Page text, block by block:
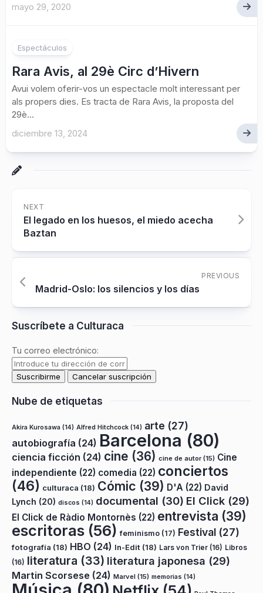
mayo 29, 2020
Espectáculos
Rara Avis, al 29è Circ d’Hivern
Avui volem oferir-vos un espectacle molt interessant per
als propers dies. Es tracta de Rara Avis, la proposta del
29è...
diciembre 13, 2024
NEXT
El legado en los huesos, el miedo acecha
Baztan
PREVIOUS
Madrid-Oslo: los silencios y los días
Suscríbete a Culturaca
Tu correo electrónico:
Nube de etiquetas
Akira Kurosawa (14) Alfred Hitchcock (14) arte (27)
autobiografía (24) Barcelona (80)
ciencia ficción (24) cine (36) cine de autor(15) Cine
independiente (22) comedia (22) conciertos
(46) culturaca (18) Cómic (39) D'A (22) David
Lynch (20) discos (14) documental (30) El Click (29)
El Click de Ràdio Montornès (22) entrevista (39)
escritoras (56) feminismo (17) Festival (27)
fotografía (18) HBO (24) In-Edit (18) Lars von Trier (16) Libros
(16) literatura (33) literatura japonesa (29)
Martin Scorsese (24) Marvel (15) memorias (14)